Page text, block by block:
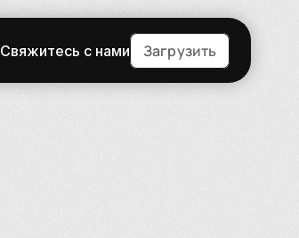
Свяжитесь с нами Загрузить